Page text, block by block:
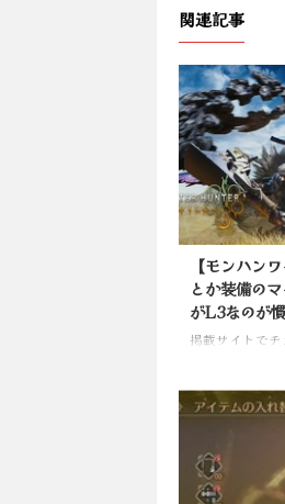
関連記事
【モンハン
とか装備の
がL3なのが
掲載サイトでチ